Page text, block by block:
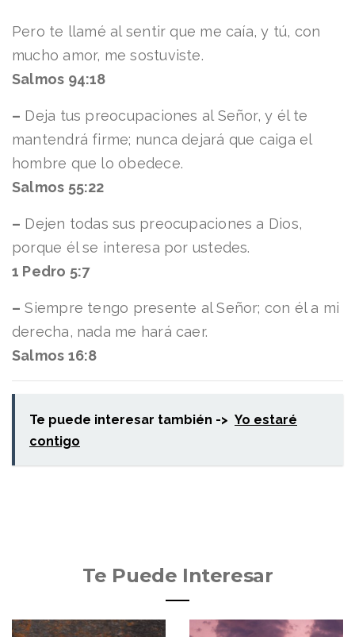
Pero te llamé al sentir que me caía, y tú, con
mucho amor, me sostuviste.
Salmos 94:18
– Deja tus preocupaciones al Señor, y él te
mantendrá firme; nunca dejará que caiga el
hombre que lo obedece.
Salmos 55:22
– Dejen todas sus preocupaciones a Dios,
porque él se interesa por ustedes.
1 Pedro 5:7
– Siempre tengo presente al Señor; con él a mi
derecha, nada me hará caer.
Salmos 16:8
Te puede interesar también -> Yo estaré
contigo
Te Puede Interesar